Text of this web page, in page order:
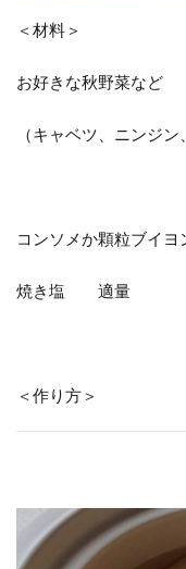
＜材料＞
お好きな秋野菜など
（キャベツ、ニンジ
コンソメか顆粒ブイ
焼き塩 適量
＜作り方＞